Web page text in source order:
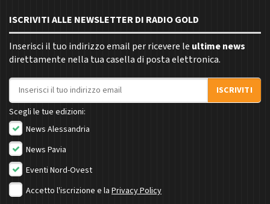
ISCRIVITI ALLE NEWSLETTER DI RADIO GOLD
Inserisci il tuo indirizzo email per ricevere le ultime news
direttamente nella tua casella di posta elettronica.
Indirizzo email
ISCRIVITI
Scegli le tue edizioni:
News Alessandria
News Pavia
Eventi Nord-Ovest
Accetto l'iscrizione e la Privacy Policy